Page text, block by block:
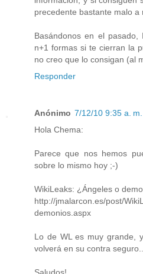
precedente bastante malo a
Basándonos en el
n+1 formas si te cierran la
no creo que lo consigan (al
Responder
Anónimo 7/12/10 9:35 a. m.
Hola Chema:
Parece que nos hemos
sobre lo mismo hoy ;-)
WikiLeaks: ¿Ángeles o
http://jmalarcon.es/post/
demonios.aspx
Lo de WL es muy grande,
volverá en su contra seguro...